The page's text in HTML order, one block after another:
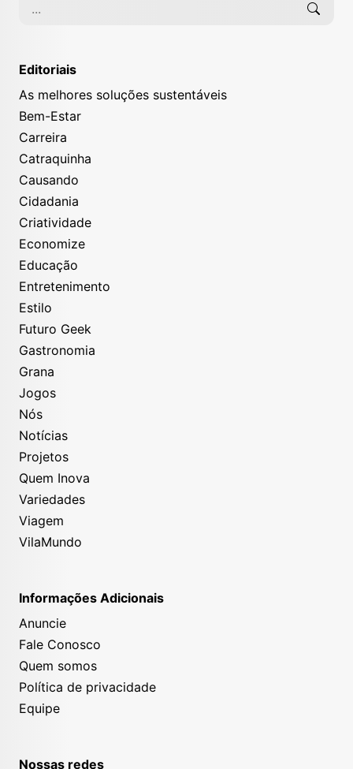
Editoriais
As melhores soluções sustentáveis
Bem-Estar
Carreira
Catraquinha
Causando
Cidadania
Criatividade
Economize
Educação
Entretenimento
Estilo
Futuro Geek
Gastronomia
Grana
Jogos
Nós
Notícias
Projetos
Quem Inova
Variedades
Viagem
VilaMundo
Informações Adicionais
Anuncie
Fale Conosco
Quem somos
Política de privacidade
Equipe
Nossas redes